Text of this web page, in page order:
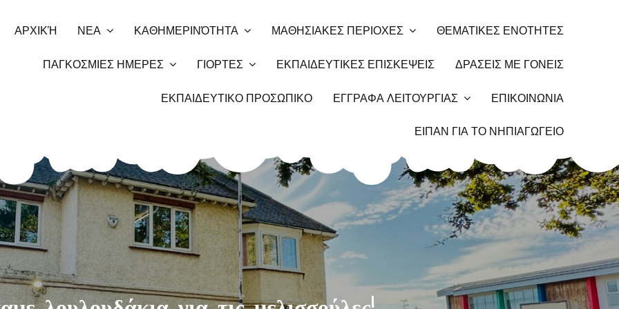
ΑΡΧΙΚΉ ΝΕΑ ΚΑΘΗΜΕΡΙΝΌΤΗΤΑ ΜΑΘΗΣΙΑΚΕΣ ΠΕΡΙΟΧΕΣ ΘΕΜΑΤΙΚΕΣ ΕΝΟΤΗΤΕΣ
ΠΑΓΚΟΣΜΙΕΣ ΗΜΕΡΕΣ ΓΙΟΡΤΕΣ ΕΚΠΑΙΔΕΥΤΙΚΕΣ ΕΠΙΣΚΕΨΕΙΣ ΔΡΑΣΕΙΣ ΜΕ ΓΟΝΕΙΣ
ΕΚΠΑΙΔΕΥΤΙΚΟ ΠΡΟΣΩΠΙΚΟ ΕΓΓΡΑΦΑ ΛΕΙΤΟΥΡΓΙΑΣ ΕΠΙΚΟΙΝΩΝΙΑ
ΕΙΠΑΝ ΓΙΑ ΤΟ ΝΗΠΙΑΓΩΓΕΙΟ